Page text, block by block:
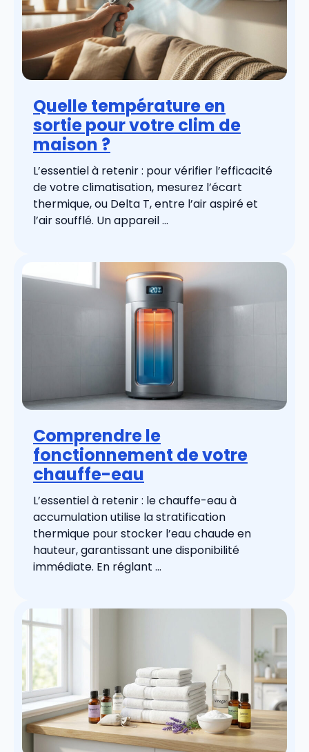
Quelle température en
sortie pour votre clim de
maison ?
L’essentiel à retenir : pour vérifier l’efficacité
de votre climatisation, mesurez l’écart
thermique, ou Delta T, entre l’air aspiré et
l’air soufflé. Un appareil ...
Comprendre le
fonctionnement de votre
chauffe-eau
L’essentiel à retenir : le chauffe-eau à
accumulation utilise la stratification
thermique pour stocker l’eau chaude en
hauteur, garantissant une disponibilité
immédiate. En réglant ...